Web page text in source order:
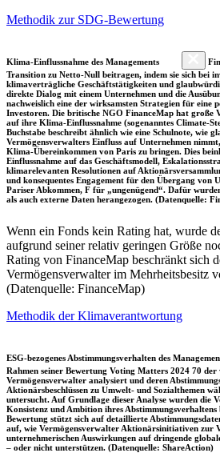
Methodik zur SDG-Bewertung
Klima-Einflussnahme des Managements
Transition zu Netto-Null beitragen, indem sie sich bei
klimaverträgliche Geschäftstätigkeiten und
direkte Dialog mit einem Unternehmen und die
nachweislich eine der wirksamsten Strategien für eine
Investoren. Die britische NGO FinanceMap hat große
auf ihre Klima-Einflussnahme (sogenanntes Climate-
Buchstabe beschreibt ähnlich wie eine Schulnote, wie
Vermögensverwalters Einfluss auf Unternehmen
Klima-Übereinkommen von Paris zu bringen. Dies
Einflussnahme auf das Geschäftsmodell,
klimarelevanten Resolutionen auf
und konsequentes Engagement für den Übergang von
Pariser Abkommen, F für „ungenügend“. Dafür
als auch externe Daten herangezogen. (Datenquelle:
Wenn ein Fonds kein Rating hat, wurde
aufgrund seiner relativ geringen Größe
Rating von FinanceMap beschränkt sich
Vermögensverwalter im Mehrheitsbesitz
(Datenquelle: FinanceMap)
Methodik der Klimaverantwortung
ESG-bezogenes Abstimmungsverhalten des
Rahmen seiner Bewertung Voting Matters 2024 70
Vermögensverwalter analysiert und deren
Aktionärsbeschlüssen zu Umwelt- und Sozialthemen
untersucht. Auf Grundlage dieser Analyse wurden die
Konsistenz und Ambition ihres
Bewertung stützt sich auf detaillierte
auf, wie Vermögensverwalter Aktionärsinitiativen zur
unternehmerischen Auswirkungen auf dringende
– oder nicht unterstützen. (Datenquelle: ShareAction)